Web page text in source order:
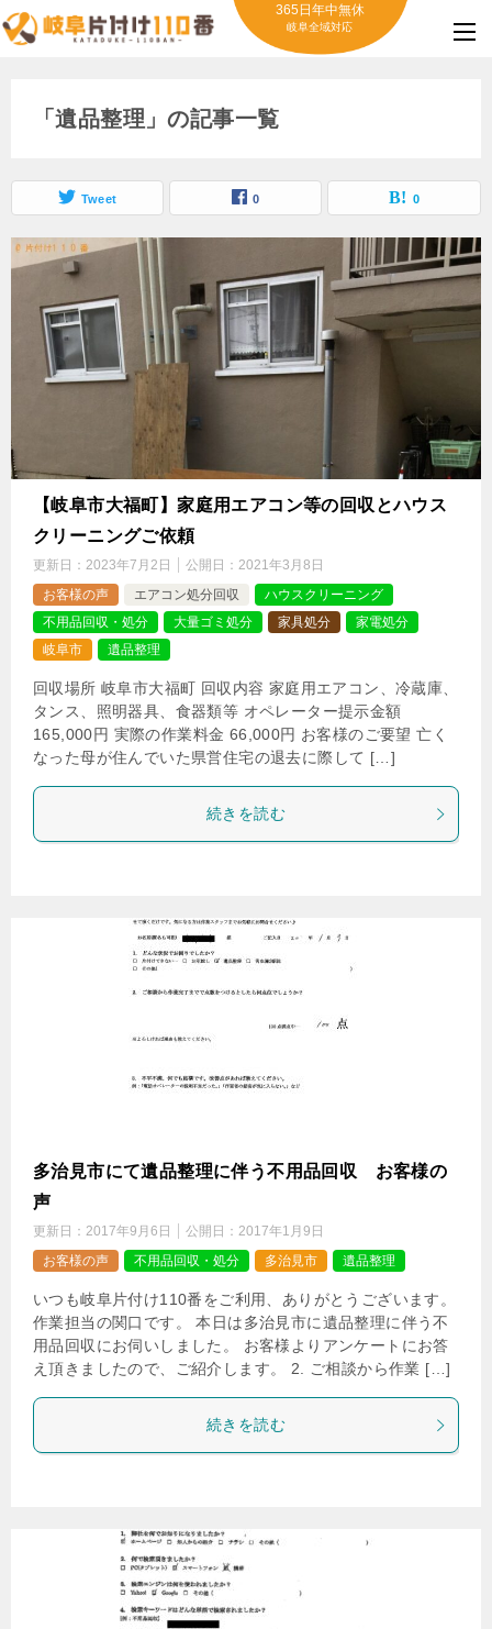
365日年中無休
岐阜全域対応
「遺品整理」の記事一覧
Tweet 0 0
【岐阜市大福町】家庭用エアコン等の回収とハウス
クリーニングご依頼
更新日： 2023年7月2日 公開日： 2021年3月8日
お客様の声
エアコン処分回収
ハウスクリーニング
不用品回収・処分
大量ゴミ処分 家具処分
家電処分
岐阜市
遺品整理
回収場所 岐阜市大福町 回収内容 家庭用エアコン、冷蔵庫、
タンス、照明器具、食器類等 オペレーター提示金額
165,000円 実際の作業料金 66,000円 お客様のご要望 亡く
なった母が住んでいた県営住宅の退去に際して […]
続きを読む
多治見市にて遺品整理に伴う不用品回収 お客様の
声
更新日： 2017年9月6日 公開日： 2017年1月9日
お客様の声
不用品回収・処分 多治見市 遺品整理
いつも岐阜片付け110番をご利用、ありがとうございます。
作業担当の関口です。 本日は多治見市に遺品整理に伴う不
用品回収にお伺いしました。 お客様よりアンケートにお答
え頂きましたので、ご紹介します。 2. ご相談から作業 […]
続きを読む